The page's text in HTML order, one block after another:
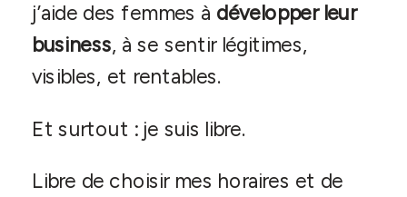
j’aide des femmes à développer leur
business, à se sentir légitimes,
visibles, et rentables.
Et surtout : je suis libre.
Libre de choisir mes horaires et de